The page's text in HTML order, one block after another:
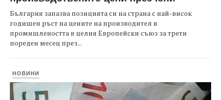
България запазва позицията си на страна с най-висок
годишен ръст на цените на производител в
промишлеността в целия Европейски съюз за трети
пореден месец през...
НОВИНИ